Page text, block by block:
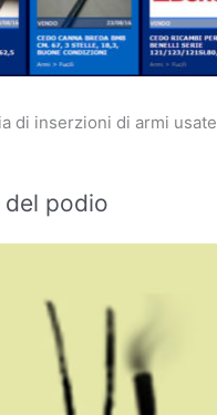
di inserzioni di armi usate
del podio